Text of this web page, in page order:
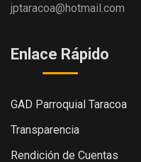
jptaracoa@hotmail.com
Enlace Rápido
GAD Parroquial Taracoa
Transparencia
Rendición de Cuentas